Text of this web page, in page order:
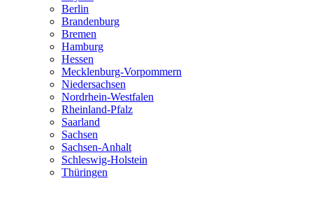
Berlin
Brandenburg
Bremen
Hamburg
Hessen
Mecklenburg-Vorpommern
Niedersachsen
Nordrhein-Westfalen
Rheinland-Pfalz
Saarland
Sachsen
Sachsen-Anhalt
Schleswig-Holstein
Thüringen